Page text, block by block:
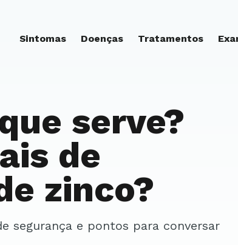
Sintomas Doenças Tratamentos
serve?
de
zinco?